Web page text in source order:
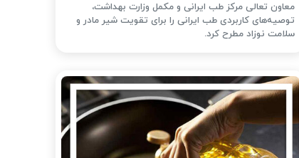
معاون تعالی مرکز طب ایرانی و مکمل وزارت بهداشت،
توصیه‌های کاربردی طب ایرانی را برای تقویت شیر مادر و
سلامت نوزاد مطرح کرد.